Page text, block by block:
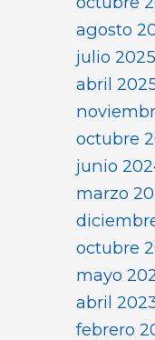
agosto
julio 2025
abril
octubre
junio
marzo
octubre
mayo
abril
febrero